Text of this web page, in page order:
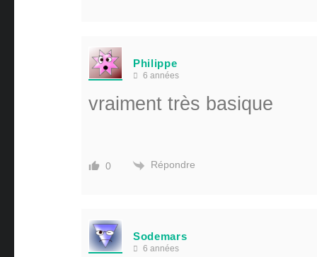
Philippe
6 années
vraiment très basique
0 Répondre
Sodemars
6 années